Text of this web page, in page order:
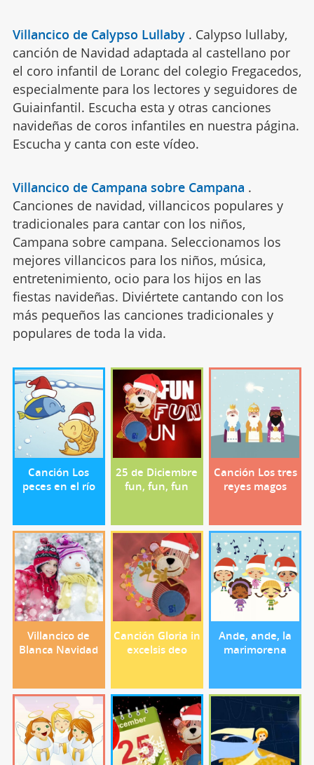
Villancico de Calypso Lullaby . Calypso lullaby,
canción de Navidad adaptada al castellano por
el coro infantil de Loranc del colegio Fregacedos,
especialmente para los lectores y seguidores de
Guiainfantil. Escucha esta y otras canciones
navideñas de coros infantiles en nuestra página.
Escucha y canta con este vídeo.
Villancico de Campana sobre Campana .
Canciones de navidad, villancicos populares y
tradicionales para cantar con los niños,
Campana sobre campana. Seleccionamos los
mejores villancicos para los niños, música,
entretenimiento, ocio para los hijos en las
fiestas navideñas. Diviértete cantando con los
más pequeños las canciones tradicionales y
populares de toda la vida.
Canción Los
peces en el río
25 de Diciembre
fun, fun, fun
Canción Los tres
reyes magos
Villancico de
Blanca Navidad
Canción Gloria in
excelsis deo
Ande, ande, la
marimorena